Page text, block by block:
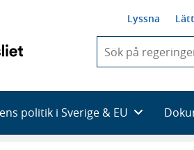
Lyssna
du
skriva
framträder
en
politik i Sverige & EU